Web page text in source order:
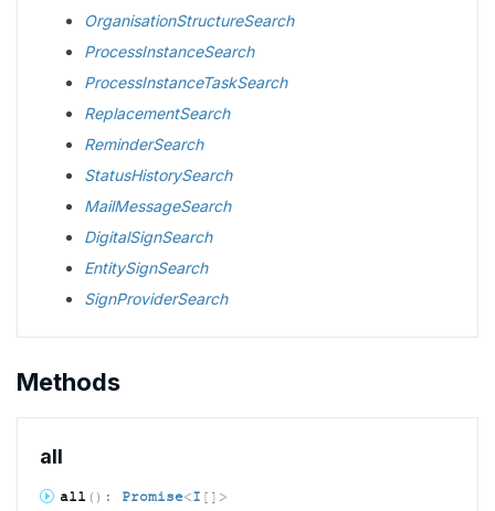
OrganisationStructureSearch
ProcessInstanceSearch
ProcessInstanceTaskSearch
ReplacementSearch
ReminderSearch
StatusHistorySearch
MailMessageSearch
DigitalSignSearch
EntitySignSearch
SignProviderSearch
Methods
all
all ( ) : Promise<I [] >